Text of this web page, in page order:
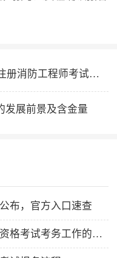
防工程师考试报名官网
发展前景及含金量
布，官方入口速查
河北2020年一级注册消防工程师资格考试考务工作的通知